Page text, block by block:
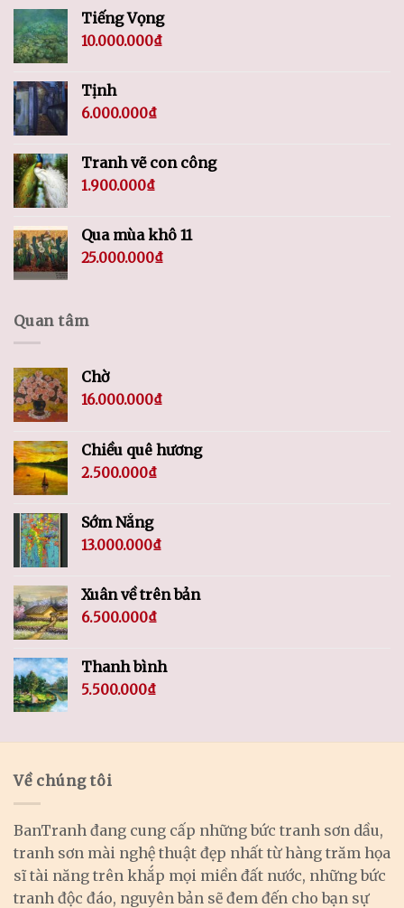
Tiếng Vọng
10.000.000₫
Tịnh
6.000.000₫
Tranh vẽ con công
1.900.000₫
Qua mùa khô 11
25.000.000₫
Quan tâm
Chờ
16.000.000₫
Chiều quê hương
2.500.000₫
Sớm Nắng
13.000.000₫
Xuân về trên bản
6.500.000₫
Thanh bình
5.500.000₫
Về chúng tôi
BanTranh đang cung cấp những bức tranh sơn dầu,
tranh sơn mài nghệ thuật đẹp nhất từ hàng trăm họa
sĩ tài năng trên khắp mọi miền đất nước, những bức
tranh độc đáo, nguyên bản sẽ đem đến cho bạn sự